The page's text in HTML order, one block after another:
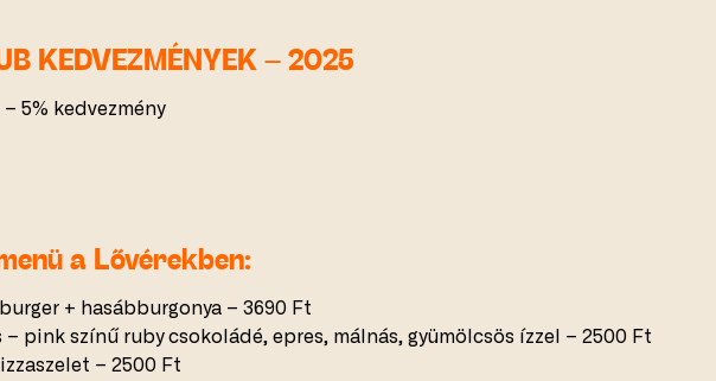
KEDVEZMÉNYEK – 2025
– 5% kedvezmény
a Lővérekben:
+ hasábburgonya – 3690 Ft
– pink színű ruby csokoládé, epres, málnás, gyümölcsös ízzel – 2500 Ft
– 2500 Ft